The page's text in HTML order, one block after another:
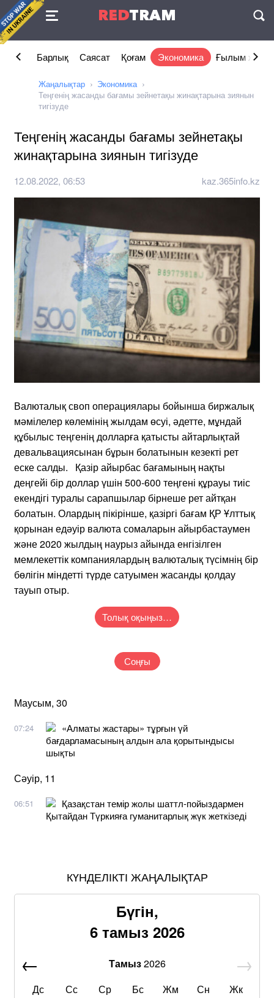
REDTRAM
Келісімі
Барлық Саясат Қоғам Экономика Ғылым және
Жаңалықтар
Экономика
Теңгенің жасанды бағамы зейнетақы жинақтарына зиянын
тигізуде
Теңгенің жасанды бағамы зейнетақы
жинақтарына зиянын тигізуде
12.08.2022, 06:53 kaz.365info.kz
Валюталық своп операциялары бойынша биржалық
мәмілелер көлемінің жылдам өсуі, әдетте, мұндай
құбылыс теңгенің долларға қатысты айтарлықтай
девальвациясынан бұрын болатынын кезекті рет
еске салды. Қазір айырбас бағамының нақты
деңгейі бір доллар үшін 500-600 теңгені құрауы тиіс
екендігі туралы сарапшылар бірнеше рет айтқан
болатын. Олардың пікірінше, қазіргі бағам ҚР Ұлттық
қорынан едәуір валюта сомаларын айырбастаумен
және 2020 жылдың наурыз айында енгізілген
мемлекеттік компаниялардың валюталық түсімнің бір
бөлігін міндетті түрде сатуымен жасанды қолдау
тауып отыр.
Толық оқыңыз…
Соңғы
Маусым, 30
07:24
«Алматы жастары» тұрғын үй
бағдарламасының алдын ала қорытындысы
шықты
Сәуір, 11
06:51
Қазақстан темір жолы шаттл-пойыздармен
Қытайдан Түркияға гуманитарлық жүк жеткізеді
КҮНДЕЛІКТІ ЖАҢАЛЫҚТАР
Бүгін,
6 тамыз 2026
Тамыз2026
Дс
Сс Ср Бс Жм Сн Жк